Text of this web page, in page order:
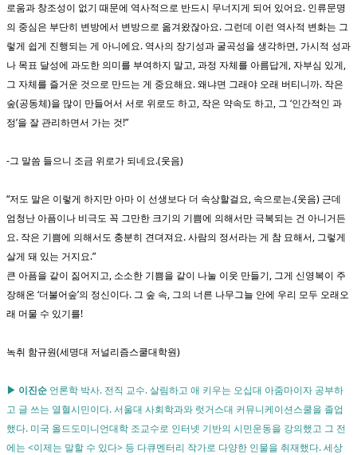
로움과 창조성이 없기 때문에 역사적으로 반드시 무너지게 되어 있어요. 인류문명
의 중심은 부단히 변방에서 변방으로 옮겨왔잖아요. 그런데 이런 역사적 변화는 그
렇게 쉽게 진행되는 게 아니에요. 역사의 장기성과 굴곡성을 생각하면, 가시적 성과
나 목표 달성에 과도한 의미를 부여하지 말고, 과정 자체를 아름답게, 자부심 있게,
그 자체를 즐거운 것으로 만드는 게 중요해요. 왜냐면 그래야 오래 버티니까. 작은
숲(공동체)을 많이 만들어서 서로 위로도 하고, 작은 약속도 하고, 그 ‘인간적인 과
정’을 잘 관리하면서 가는 것!”
-그 말씀 들으니 조금 위로가 되네요.(웃음)
“저도 말은 이렇게 하지만 아마 이 선생보다 더 속상할걸요, 속으로는.(웃음) 근데
엄청난 아픔이나 비극도 꼭 그만한 크기의 기쁨에 의해서만 극복되는 건 아니거든
요. 작은 기쁨에 의해서도 충분히 견뎌져요. 사람의 정서라는 게 참 묘해서, 그렇게
살게 돼 있는 거지요.”
큰 아픔을 같이 짊어지고, 소소한 기쁨을 같이 나눌 이웃 만들기, 그게 신영복이 주
장해온 ‘더불어숲’의 정신이다. 그 숲 속, 그의 너른 나무그늘 안에 우리 모두 오래오
래 머물 수 있기를!
녹취 함규원(세명대 저널리즘스쿨대학원)
▶ 이진순 언론학 박사. 전직 교수. 살림하고 애 키우는 오십대 아줌마이자 공부하
고 글 쓰는 열혈시민이다. 서울대 사회학과와 럿거스대 커뮤니케이션스쿨을 졸업
했다. 미국 올드도미니언대학 조교수로 인터넷 기반의 시민운동을 강의했고 그 전
에는 <이제는 말할 수 있다> 등 다큐멘터리 작가로 다양한 인물을 취재했다. 세상